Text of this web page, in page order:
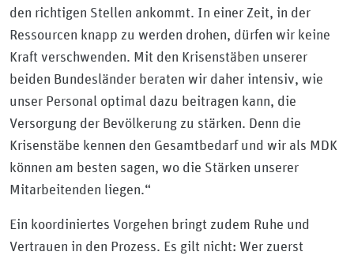
den richtigen Stellen ankommt. In einer Zeit, in der
Ressourcen knapp zu werden drohen, dürfen wir keine
Kraft verschwenden. Mit den Krisenstäben unserer
beiden Bundesländer beraten wir daher intensiv, wie
unser Personal optimal dazu beitragen kann, die
Versorgung der Bevölkerung zu stärken. Denn die
Krisenstäbe kennen den Gesamtbedarf und wir als MDK
können am besten sagen, wo die Stärken unserer
Mitarbeitenden liegen.“
Ein koordiniertes Vorgehen bringt zudem Ruhe und
Vertrauen in den Prozess. Es gilt nicht: Wer zuerst